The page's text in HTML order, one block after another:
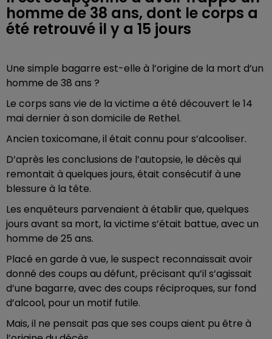
homme de 38 ans, dont le corps a
été retrouvé il y a 15 jours
Une simple bagarre est-elle à l’origine de la mort d’un
homme de 38 ans ?
Le corps sans vie de la victime a été découvert le 14
mai dernier à son domicile de Rethel.
Ancien toxicomane, il était connu pour s’alcooliser.
D’après les conclusions de l’autopsie, le décès qui
remontait à quelques jours, était consécutif à une
blessure à la tête.
Les enquêteurs parvenaient à établir que, quelques
jours avant sa mort, la victime s’était battue, avec un
homme de 25 ans.
Placé en garde à vue, le suspect reconnaissait avoir
donné des coups au défunt, précisant qu’il s’agissait
d’une bagarre, avec des coups réciproques, sur fond
d’alcool, pour un motif futile.
Mais, il ne pensait pas que ses coups aient pu être à